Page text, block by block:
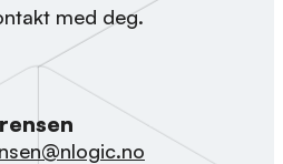
med deg.